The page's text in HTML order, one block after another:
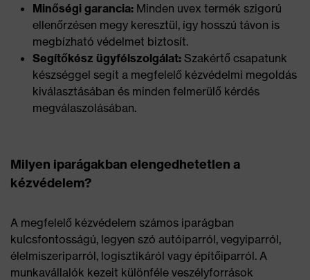
Minőségi garancia: Minden uvex termék szigorú
ellenőrzésen megy keresztül, így hosszú távon is
megbízható védelmet biztosít.
Segítőkész ügyfélszolgálat: Szakértő csapatunk
készséggel segít a megfelelő kézvédelmi megoldás
kiválasztásában és minden felmerülő kérdés
megválaszolásában.
Milyen iparágakban elengedhetetlen a
kézvédelem?
A megfelelő kézvédelem számos iparágban
kulcsfontosságú, legyen szó autóiparról, vegyiparról,
élelmiszeriparról, logisztikáról vagy építőiparról. A
munkavállalók kezeit különféle veszélyforrások